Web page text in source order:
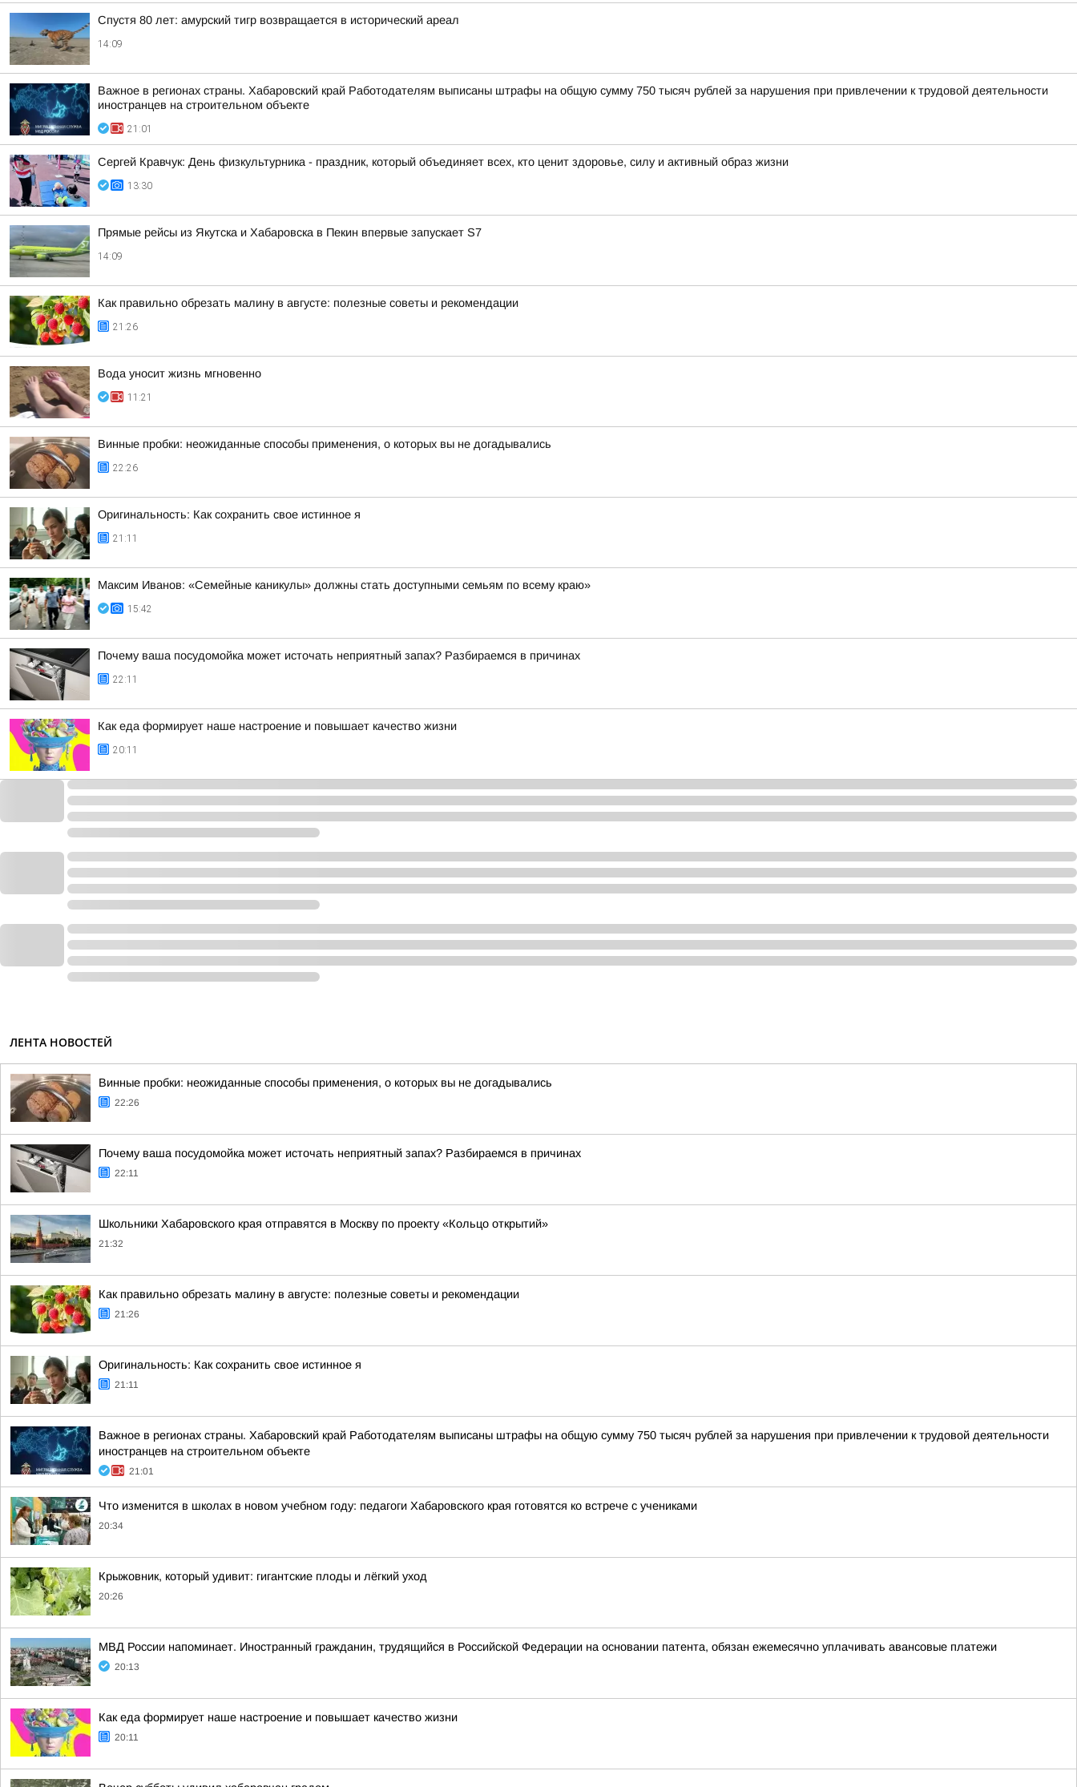
Спустя 80 лет: амурский тигр возвращается в исторический ареал
14:09
Важное в регионах страны. Хабаровский край Работодателям выписаны штрафы на общую сумму 750 тысяч рублей за нарушения при привлечении к трудовой деятельности
иностранцев на строительном объекте
21:01
Сергей Кравчук: День физкультурника - праздник, который объединяет всех, кто ценит здоровье, силу и активный образ жизни
13:30
Прямые рейсы из Якутска и Хабаровска в Пекин впервые запускает S7
14:09
Как правильно обрезать малину в августе: полезные советы и рекомендации
21:26
Вода уносит жизнь мгновенно
11:21
Винные пробки: неожиданные способы применения, о которых вы не догадывались
22:26
Оригинальность: Как сохранить свое истинное я
21:11
Максим Иванов: «Семейные каникулы» должны стать доступными семьям по всему краю»
15:42
Почему ваша посудомойка может источать неприятный запах? Разбираемся в причинах
22:11
Как еда формирует наше настроение и повышает качество жизни
20:11
ЛЕНТА НОВОСТЕЙ
Винные пробки: неожиданные способы применения, о которых вы не догадывались
22:26
Почему ваша посудомойка может источать неприятный запах? Разбираемся в причинах
22:11
Школьники Хабаровского края отправятся в Москву по проекту «Кольцо открытий»
21:32
Как правильно обрезать малину в августе: полезные советы и рекомендации
21:26
Оригинальность: Как сохранить свое истинное я
21:11
Важное в регионах страны. Хабаровский край Работодателям выписаны штрафы на общую сумму 750 тысяч рублей за нарушения при привлечении к трудовой деятельности
иностранцев на строительном объекте
21:01
Что изменится в школах в новом учебном году: педагоги Хабаровского края готовятся ко встрече с учениками
20:34
Крыжовник, который удивит: гигантские плоды и лёгкий уход
20:26
МВД России напоминает. Иностранный гражданин, трудящийся в Российской Федерации на основании патента, обязан ежемесячно уплачивать авансовые платежи
20:13
Как еда формирует наше настроение и повышает качество жизни
20:11